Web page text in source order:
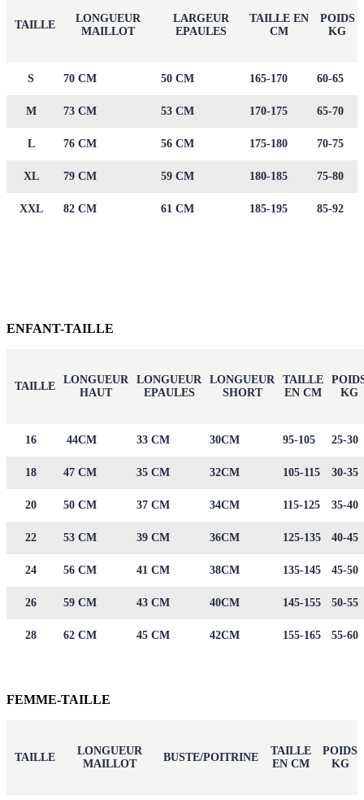
TAILLE
LONGUEUR
MAILLOT
LARGEUR
EPAULES
TAILLE EN
CM
POIDS
KG
S 70 CM 50 CM 165-170 60-65
M 73 CM 53 CM 170-175 65-70
L 76 CM 56 CM 175-180 70-75
XL 79 CM 59 CM 180-185 75-80
XXL 82 CM 61 CM 185-195 85-92
ENFANT-TAILLE
TAILLE
LONGUEUR
HAUT
LONGUEUR
EPAULES
LONGUEUR
SHORT
TAILLE
EN CM
KG
16 44CM 33 CM 30CM 95-105 25-30
18 47 CM 35 CM 32CM 105-115 30-35
20 50 CM 37 CM 34CM 115-125 35-40
22 53 CM 39 CM 36CM 125-135 40-45
24 56 CM 41 CM 38CM 135-145 45-50
26 59 CM 43 CM 40CM 145-155 50-55
28 62 CM 45 CM 42CM 155-165 55-60
FEMME-TAILLE
TAILLE
LONGUEUR
MAILLOT
BUSTE/POITRINE
TAILLE
EN CM
POIDS
KG